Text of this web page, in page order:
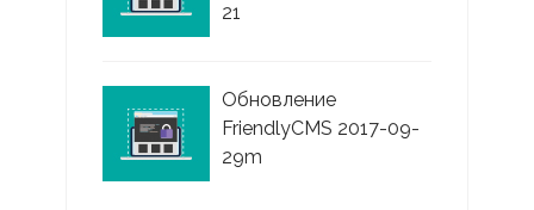
21
Обновление
FriendlyCMS 2017-09-
29m